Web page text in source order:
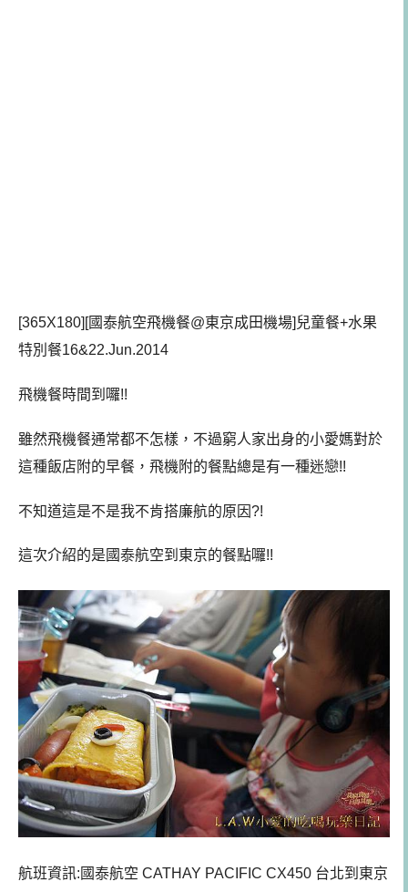
[365X180][國泰航空飛機餐@東京成田機場]兒童餐+水果
特別餐16&22.Jun.2014
飛機餐時間到囉!!
雖然飛機餐通常都不怎樣，不過窮人家出身的小愛媽對於
這種飯店附的早餐，飛機附的餐點總是有一種迷戀!!
不知道這是不是我不肯搭廉航的原因?!
這次介紹的是國泰航空到東京的餐點囉!!
航班資訊:國泰航空 CATHAY PACIFIC CX450 台北到東京